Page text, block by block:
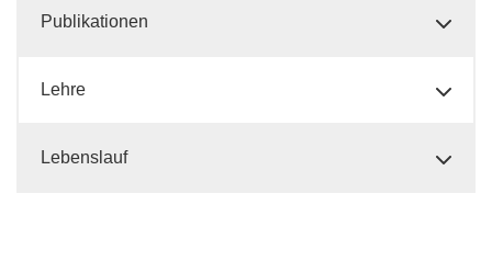
Publikationen
Lehre
Lebenslauf